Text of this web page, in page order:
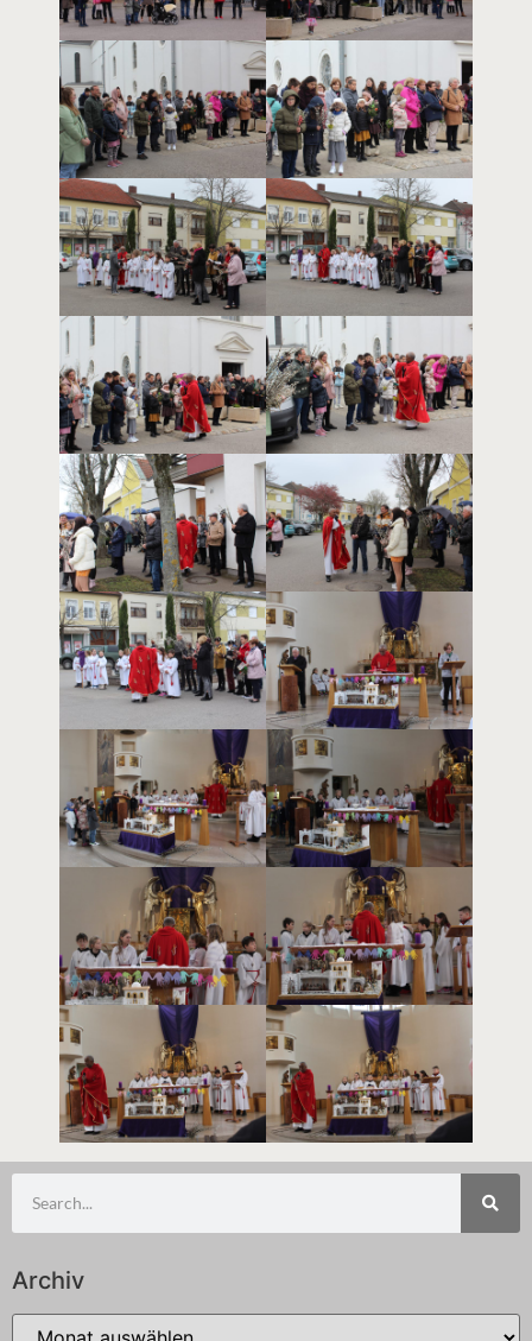
Archiv